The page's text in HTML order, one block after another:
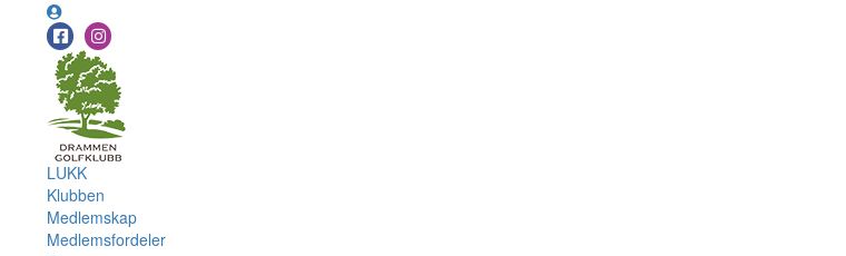
LUKK
Klubben
Medlemskap
Medlemsfordeler